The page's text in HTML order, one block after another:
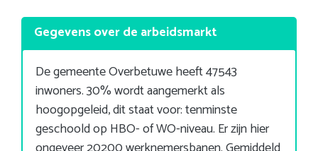
Gegevens over de arbeidsmarkt
De gemeente Overbetuwe heeft 47543
inwoners. 30% wordt aangemerkt als
hoogopgeleid, dit staat voor: tenminste
geschoold op HBO- of WO-niveau. Er zijn hier